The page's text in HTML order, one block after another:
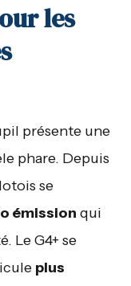
les
présente une
phare. Depuis
se
émission qui
Le G4+ se
plus